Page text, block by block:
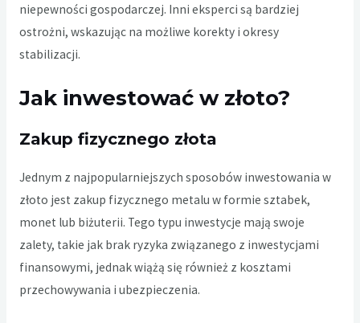
niepewności gospodarczej. Inni eksperci są bardziej
ostrożni, wskazując na możliwe korekty i okresy
stabilizacji.
Jak inwestować w złoto?
Zakup fizycznego złota
Jednym z najpopularniejszych sposobów inwestowania w
złoto jest zakup fizycznego metalu w formie sztabek,
monet lub biżuterii. Tego typu inwestycje mają swoje
zalety, takie jak brak ryzyka związanego z inwestycjami
finansowymi, jednak wiążą się również z kosztami
przechowywania i ubezpieczenia.